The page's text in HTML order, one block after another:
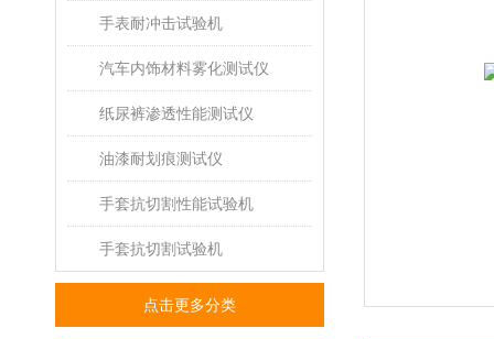
手表耐冲击试验机
汽车内饰材料雾化测试仪
纸尿裤渗透性能测试仪
油漆耐划痕测试仪
手套抗切割性能试验机
手套抗切割试验机
点击更多分类